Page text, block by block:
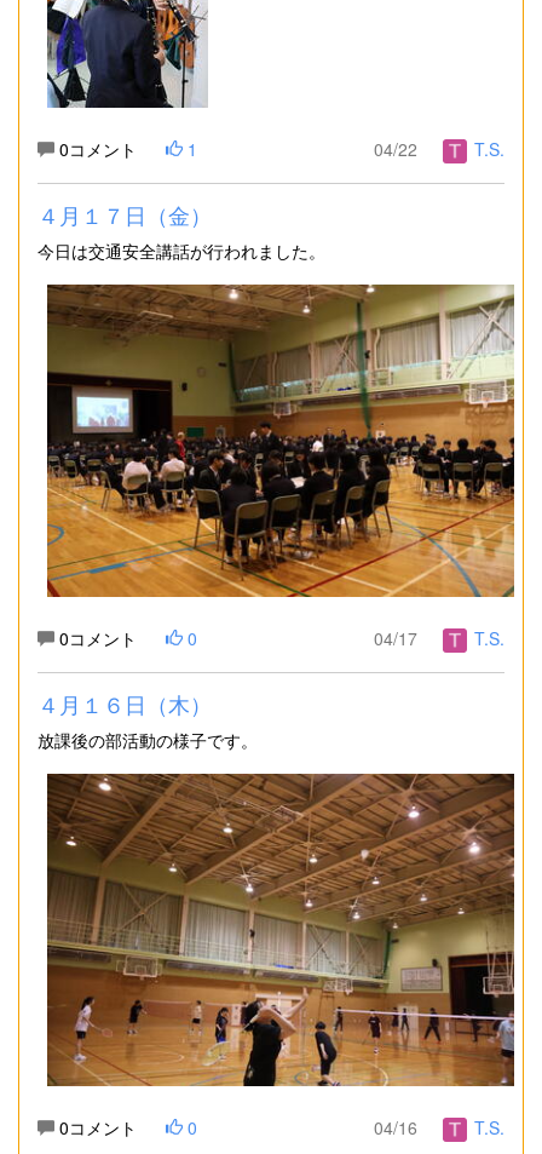
0コメント 1 04/22 T.S.
４月１７日（金）
今日は交通安全講話が行われました。
0コメント 0 04/17 T.S.
４月１６日（木）
放課後の部活動の様子です。
0コメント 0 04/16 T.S.